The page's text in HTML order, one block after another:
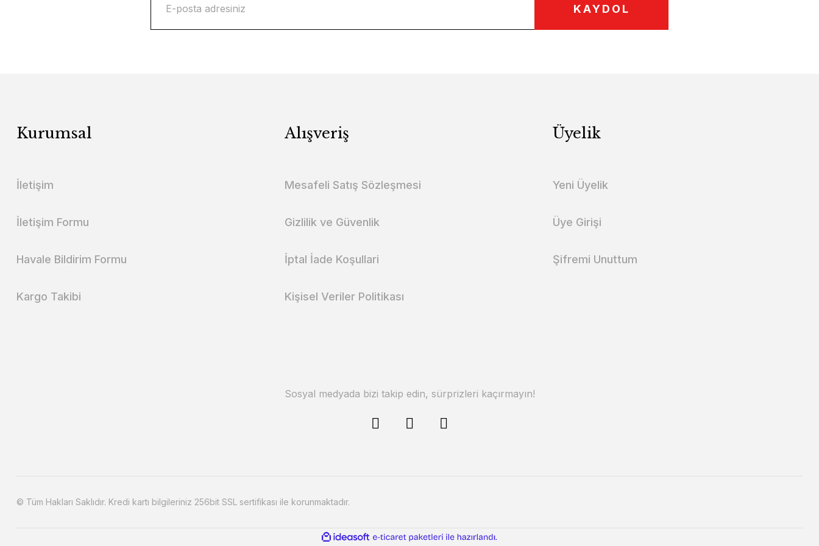
KAYDOL
Kurumsal
İletişim
İletişim Formu
Havale Bildirim Formu
Kargo Takibi
Alışveriş
Mesafeli Satış Sözleşmesi
Gizlilik ve Güvenlik
İptal İade Koşullari
Kişisel Veriler Politikası
Üyelik
Yeni Üyelik
Üye Girişi
Şifremi Unuttum
Sosyal medyada bizi takip edin, sürprizleri kaçırmayın!
© Tüm Hakları Saklıdır. Kredi kartı bilgileriniz 256bit SSL sertifikası ile korunmaktadır.
ideasoft
e-